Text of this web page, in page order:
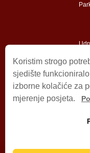
©
Koristim strogo
sjedište
izborne kolačiće za
mjerenje posjeta.